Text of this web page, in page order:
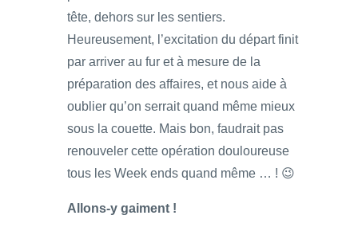
tête, dehors sur les sentiers.
Heureusement, l’excitation du départ finit
par arriver au fur et à mesure de la
préparation des affaires, et nous aide à
oublier qu’on serrait quand même mieux
sous la couette. Mais bon, faudrait pas
renouveler cette opération douloureuse
tous les Week ends quand même … ! 😉
Allons-y gaiment !